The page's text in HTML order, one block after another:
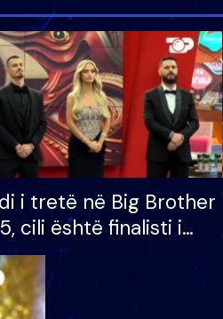
i tretë në Big Brother
cili është finalisti i
që lë shtëpinë